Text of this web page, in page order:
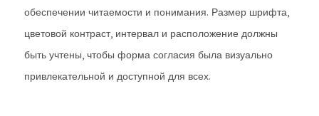
обеспечении читаемости и понимания. Размер шрифта,
цветовой контраст, интервал и расположение должны
быть учтены, чтобы форма согласия была визуально
привлекательной и доступной для всех.